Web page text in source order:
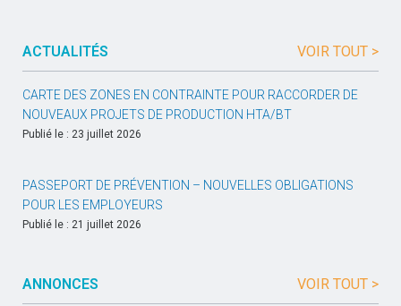
ACTUALITÉS VOIR TOUT >
CARTE DES ZONES EN CONTRAINTE POUR RACCORDER DE
NOUVEAUX PROJETS DE PRODUCTION HTA/BT
Publié le : 23 juillet 2026
PASSEPORT DE PRÉVENTION – NOUVELLES OBLIGATIONS
POUR LES EMPLOYEURS
Publié le : 21 juillet 2026
ANNONCES VOIR TOUT >